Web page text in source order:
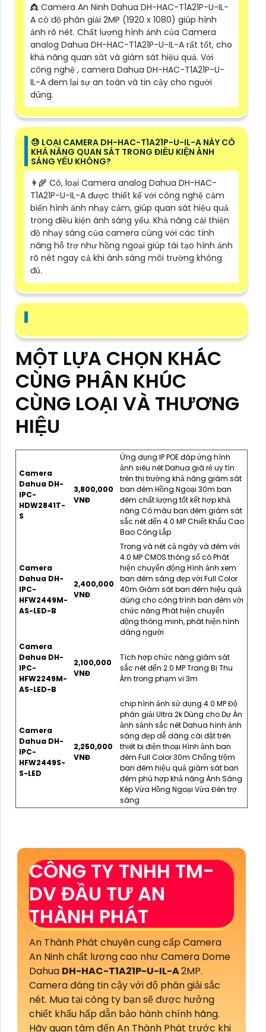
👸 Camera An Ninh Dahua DH-HAC-T1A21P-U-IL-
A có độ phân giải 2MP (1920 x 1080) giúp hình
ảnh rõ nét. Chất lượng hình ảnh của Camera
analog Dahua DH-HAC-T1A21P-U-IL-A rất tốt, cho
khả năng quan sát và giám sát hiệu quả. Với
công nghệ , camera Dahua DH-HAC-T1A21P-U-
IL-A đem lại sự an toàn và tin cậy cho người
dùng.
😓 LOẠI CAMERA DH-HAC-T1A21P-U-IL-A NÀY CÓ
KHẢ NĂNG QUAN SÁT TRONG ĐIỀU KIỆN ÁNH
SÁNG YẾU KHÔNG?
👩‍🌾 Có, loại Camera analog Dahua DH-HAC-
T1A21P-U-IL-A được thiết kế với công nghệ cảm
biến hình ảnh nhạy cảm, giúp quan sát hiệu quả
trong điều kiện ánh sáng yếu. Khả năng cải thiện
độ nhạy sáng của camera cùng với các tính
năng hỗ trợ như hồng ngoại giúp tái tạo hình ảnh
rõ nét ngay cả khi ánh sáng môi trường không
đủ.
MỘT LỰA CHỌN KHÁC
CÙNG PHÂN KHÚC
CÙNG LOẠI VÀ THƯƠNG
HIỆU
Camera
Dahua DH-
IPC-
HDW2841T-
S
3,800,000
VNĐ
Ứng dụng IP POE đáp ứng hình
ảnh siêu nét Dahua giá rẻ uy tín
trên thị trường khả năng giám sát
ban đêm Hồng Ngoại 30m ban
đêm chất lượng tốt kết hợp khả
năng Có màu ban đêm giám sát
sắc nét đến 4.0 MP Chiết Khấu Cao
Bao Công Lắp
Camera
Dahua DH-
IPC-
HFW2449M-
AS-LED-B
2,400,000
VNĐ
Trong và nét cả ngày và đêm với
4.0 MP CMOS thông số có Phát
hiện chuyển động Hình ảnh xem
ban đêm sáng đẹp với Full Color
40m Giám sát ban đêm hiệu quả
dùng cho công trình ban đêm với
chức năng Phát hiện chuyển
động thông minh, phát hiện hình
dáng người
Camera
Dahua DH-
IPC-
HFW2249M-
AS-LED-B
2,100,000
VNĐ
Tích hợp chức năng giám sát
sắc nét đến 2.0 MP Trang Bị Thu
Âm trong phạm vi 3m
Camera
Dahua DH-
IPC-
HFW2449S-
S-LED
2,250,000
VNĐ
chip hình ảnh sử dụng 4.0 MP Độ
phân giải Ultra 2k Dùng cho Dự Án
ảnh sảnh sắc nét Dahua hình ảnh
sáng đẹp dễ dàng cài đặt trên
thiêt bị điện thoại Hình ảnh ban
đêm Full Color 30m Chống trộm
ban đêm hiệu quả giám sát ban
đêm phù hợp khả năng Ánh Sáng
Kép Vừa Hồng Ngoại Vừa Đèn trợ
sáng
CÔNG TY TNHH TM-
DV ĐẦU TƯ AN
THÀNH PHÁT
An Thành Phát chuyên cung cấp Camera
An Ninh chất lượng cao như Camera Dome
Dahua DH-HAC-T1A21P-U-IL-A2MP.
Camera đáng tin cậy với độ phân giải sắc
nét. Mua tại công ty bạn sẽ được hưởng
chiết khấu hấp dẫn bảo hành chính hãng.
Hãy quan tâm đến An Thành Phát trước khi